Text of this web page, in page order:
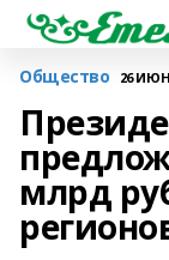
Общество 26
млрд